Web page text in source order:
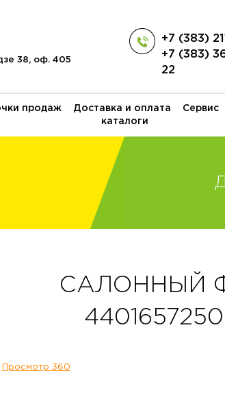
38, оф. 405
+7 (383)
+7 (383)
22
продаж Доставка и оплата Сервис
каталоги
САЛОННЫЙ
Просмотр 360